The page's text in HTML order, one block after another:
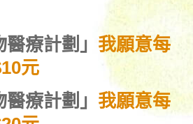
療計劃」 我願意每
元
療計劃」 我願意每